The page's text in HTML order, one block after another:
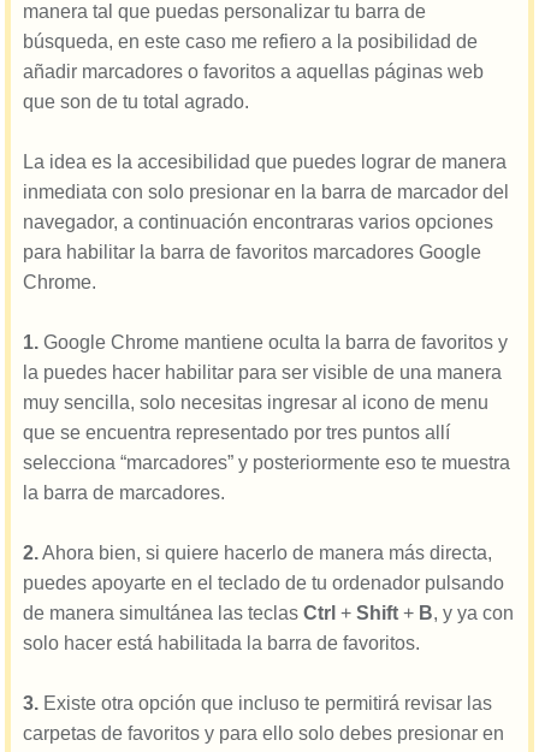
manera tal que puedas personalizar tu barra de
búsqueda, en este caso me refiero a la posibilidad de
añadir marcadores o favoritos a aquellas páginas web
que son de tu total agrado.
La idea es la accesibilidad que puedes lograr de manera
inmediata con solo presionar en la barra de marcador del
navegador, a continuación encontraras varios opciones
para habilitar la barra de favoritos marcadores Google
Chrome.
1. Google Chrome mantiene oculta la barra de favoritos y
la puedes hacer habilitar para ser visible de una manera
muy sencilla, solo necesitas ingresar al icono de menu
que se encuentra representado por tres puntos allí
selecciona “marcadores” y posteriormente eso te muestra
la barra de marcadores.
2.Ahora bien, si quiere hacerlo de manera más directa,
puedes apoyarte en el teclado de tu ordenador pulsando
de manera simultánea las teclas Ctrl + Shift + B, y ya con
solo hacer está habilitada la barra de favoritos.
3. Existe otra opción que incluso te permitirá revisar las
carpetas de favoritos y para ello solo debes presionar en